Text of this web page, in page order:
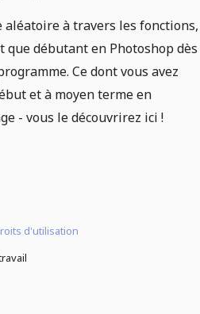
aléatoire à travers les fonctions,
débutant en Photoshop dès
Ce dont vous avez
et à moyen terme en
- vous le découvrirez ici !
d'utilisation